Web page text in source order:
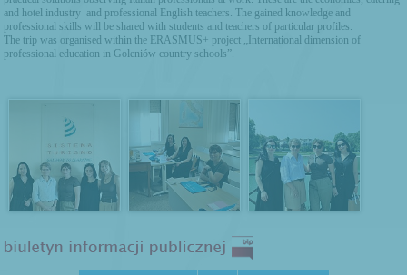
and hotel industry and professional English teachers. The gained knowledge and
professional skills will be shared with students and teachers of particular profiles.
The trip was organised within the ERASMUS+ project „International dimension of
professional education in Goleniów country schools”.